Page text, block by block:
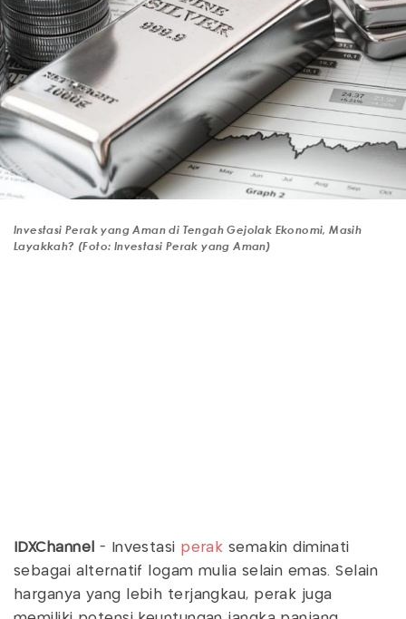
Investasi Perak yang Aman di Tengah Gejolak Ekonomi, Masih
Layakkah? (Foto: Investasi Perak yang Aman)
IDXChannel - Investasi perak semakin diminati
sebagai alternatif logam mulia selain emas. Selain
harganya yang lebih terjangkau, perak juga